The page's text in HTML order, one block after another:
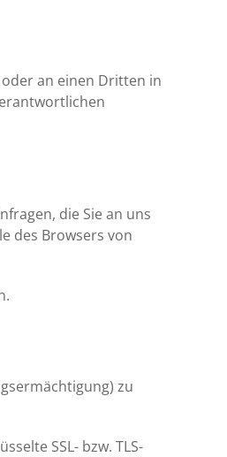
an einen Dritten in
die Sie an uns
des Browsers von
zu
SSL- bzw. TLS-